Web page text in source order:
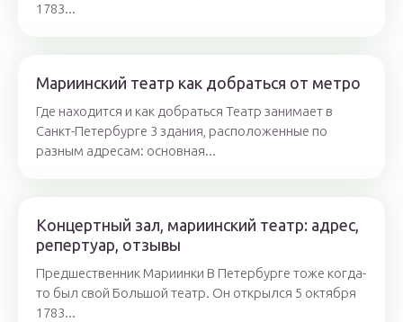
1783...
Мариинский театр как добраться от метро
Где находится и как добраться Театр занимает в
Санкт-Петербурге 3 здания, расположенные по
разным адресам: основная...
Концертный зал, мариинский театр: адрес,
репертуар, отзывы
Предшественник Мариинки В Петербурге тоже когда-
то был свой Большой театр. Он открылся 5 октября
1783...